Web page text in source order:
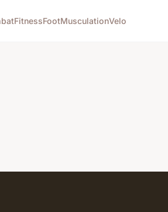
FitnessFootMusculationVelo